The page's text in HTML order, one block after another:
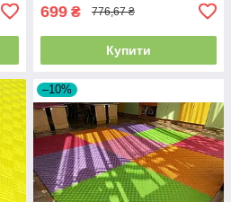
699 ₴ 776,67 ₴
Купити
–10%